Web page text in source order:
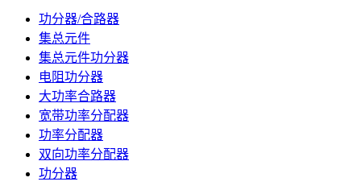
功分器/合路器
集总元件
集总元件功分器
电阻功分器
大功率合路器
宽带功率分配器
功率分配器
双向功率分配器
功分器